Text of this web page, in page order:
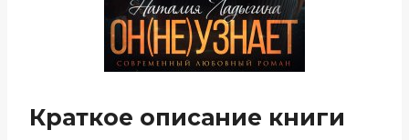
Краткое описание книги